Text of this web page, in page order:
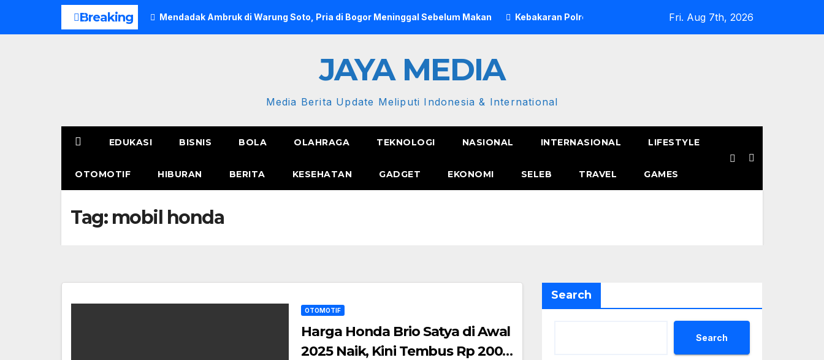
Breaking Mendadak Ambruk di Warung Soto, Pria di Bogor Meninggal Sebelum Makan Kebakaran Polres Metro Jakarta Barat Hebohkan Pagi Hari, Ini Fakta
Fri. Aug 7th, 2026
JAYA MEDIA
Media Berita Update Meliputi Indonesia & International
EDUKASI BISNIS BOLA OLAHRAGA TEKNOLOGI NASIONAL INTERNASIONAL LIFESTYLE
OTOMOTIF HIBURAN BERITA KESEHATAN GADGET EKONOMI SELEB TRAVEL GAMES
Tag: mobil honda
OTOMOTIF
Harga Honda Brio Satya di Awal
2025 Naik, Kini Tembus Rp 200
Search
Search